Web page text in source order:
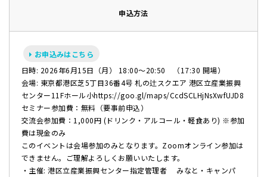
申込方法
お申込みはこちら
日時: 2026年6月15日（月） 18:00〜20:50 （17:30 開場）
会場: 東京都港区芝5丁目36番4号 札の辻スクエア 港区立産業振興
センター11Fホール小https://goo.gl/maps/CcdSCLHjNsXwfUJD8
セミナー参加費：無料（要事前申込）
交流会参加費：1,000円 (ドリンク・アルコール・軽食あり) ※参加
費は現金のみ
このイベントは会場参加のみとなります。Zoomオンライン参加は
できません。ご理解よろしくお願いいたします。
・主催: 港区立産業振興センター指定管理者 みなと・キャンパ